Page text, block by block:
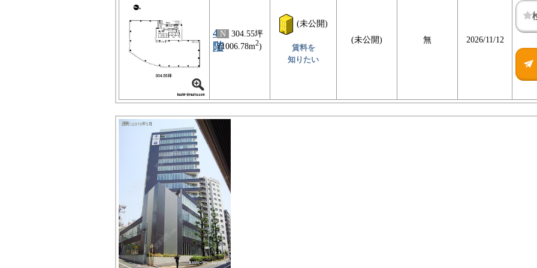
4
階
N
304.55坪
(1006.78m2)
(未公開)
賃料を
知りたい
(未公開) 無 2026/11/12